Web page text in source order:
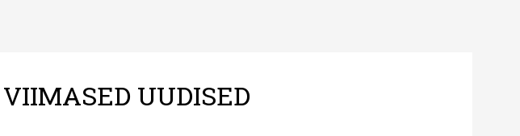
VIIMASED UUDISED